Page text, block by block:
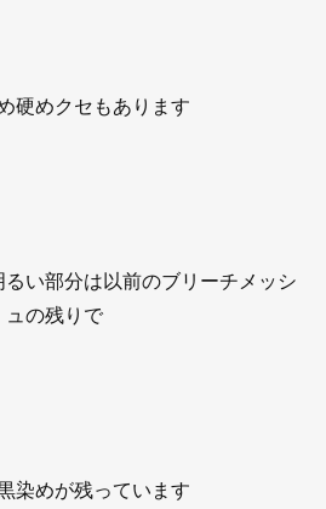
硬めクセもあります
い部分は以前のブリーチメッシ
ュの残りで
染めが残っています